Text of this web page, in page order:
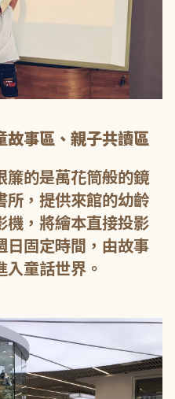
故事區、親子共讀區
簾的是萬花筒般的鏡
所，提供來館的幼齡
機，將繪本直接投影
日固定時間，由故事
童話世界。